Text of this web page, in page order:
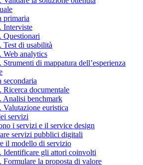
primaria
Interviste
Questionari
Test di usabilità
Web analytics
Strumenti di mappatura dell’esperienza
secondaria
Ricerca documentale
Analisi benchmark
Valutazione euristica
servizi
i servizi e il service design
servizi pubblici digitali
il modello di servizio
Identificare gli attori coinvolti
Formulare la proposta di valore